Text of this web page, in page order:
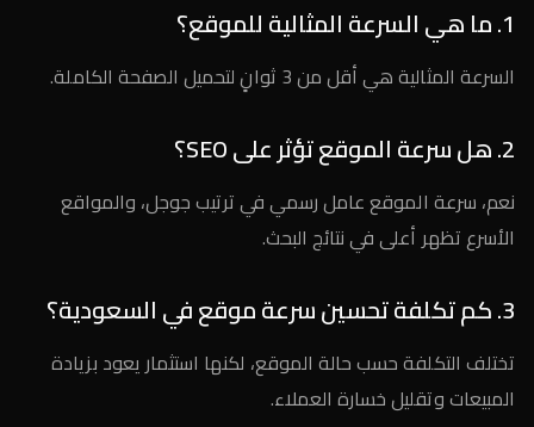
1. ما هي السرعة المثالية للموقع؟
السرعة المثالية هي أقل من 3 ثوانٍ لتحميل الصفحة الكاملة.
2. هل سرعة الموقع تؤثر على SEO؟
نعم، سرعة الموقع عامل رسمي في ترتيب جوجل، والمواقع
الأسرع تظهر أعلى في نتائج البحث.
3. كم تكلفة تحسين سرعة موقع في السعودية؟
تختلف التكلفة حسب حالة الموقع، لكنها استثمار يعود بزيادة
المبيعات وتقليل خسارة العملاء.